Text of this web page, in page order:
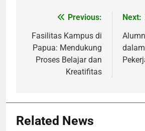
navigation
Previous:
Fasilitas Kampus di
Papua: Mendukung
Proses Belajar dan
Kreatifitas
Next:
Related News